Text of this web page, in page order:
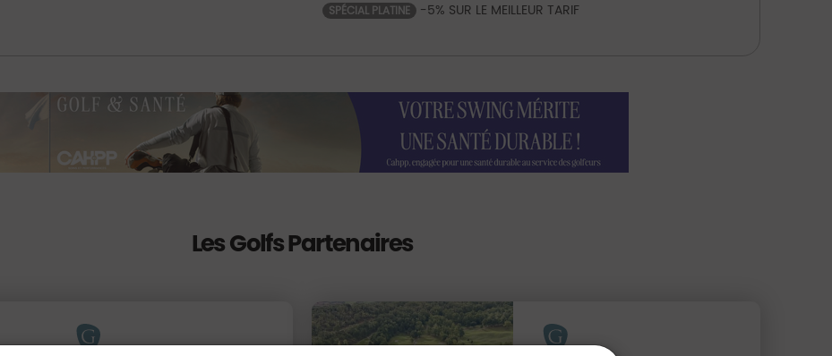
SPÉCIAL PLATINE -5% SUR LE MEILLEUR TARIF
Les Golfs Partenaires